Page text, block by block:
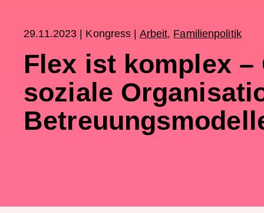
29.11.2023 | Kongress | Arbeit, Familienpolitik
Flex ist komplex
soziale